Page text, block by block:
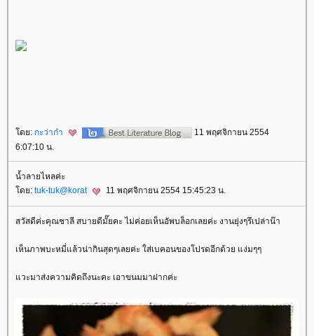
ดย: กะว่าก๋า
11 พฤศจิกายน 2554
6:07:10 น.
น้ำลายไหลค่ะ
ดย: tuk-tuk@korat 11 พฤศจิกายน 2554 15:45:23 น.
สวัสดีค่ะคุณชาลี สบายดีมั๊ยคะ ไม่ค่อยเห็นอัพบล็อกเลยค่ะ งานยุ่งๆรึเปล่าน๊า
เห็นภาพบะหมี่แล้วน่ากินสุดๆเลยค่ะ ใส่เบคอนของโปรดอีกด้วย แง่มๆๆ
วะมาส่งความคิดถึงนะคะ เอาขนมมาฝากค่ะ